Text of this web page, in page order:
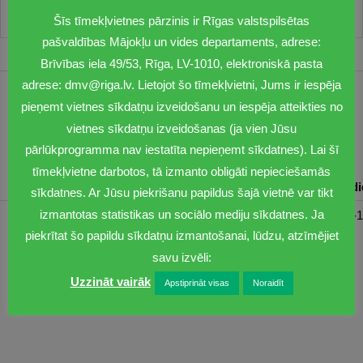
1201
dmv@riga.lv
Pirmdiena Otrdiena Trešdiena Ceturtdiena
08:30-17:00 08:00-17:00 08:00-17:00 08:00-17:00 08:00-
Šīs tīmekļvietnes pārzinis ir Rīgas valstspilsētas
pašvaldības Mājokļu un vides departaments, adrese:
Brīvības iela 49/53, Rīga, LV-1010, elektroniskā pasta
adrese: dmv@riga.lv. Lietojot šo tīmekļvietni, Jums ir iespēja
pieņemt vietnes sīkdatņu izveidošanu un iespēja atteikties no
vietnes sīkdatņu izveidošanas (ja vien Jūsu
pārlūkprogramma nav iestatīta nepieņemt sīkdatnes). Lai šī
tīmekļvietne darbotos, tā izmanto obligāti nepieciešamās
sīkdatnes. Ar Jūsu piekrišanu papildus šajā vietnē var tikt
izmantotas statistikas un sociālo mediju sīkdatnes. Ja
piekrītat šo papildu sīkdatņu izmantošanai, lūdzu, atzīmējiet
savu izvēli:
Uzzināt vairāk
Apstiprināt visas Noraidīt